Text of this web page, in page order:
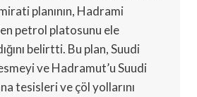
planının, Hadrami
petrol platosunu ele
belirtti. Bu plan, Suudi
ve Hadramut’u Suudi
tesisleri ve çöl yollarını